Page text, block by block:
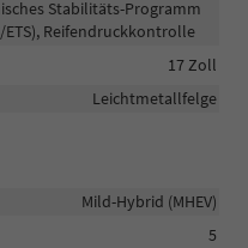
Stabilitäts-Programm
ETS), Reifendruckkontrolle
17 Zoll
Leichtmetallfelge
Mild-Hybrid (MHEV)
5